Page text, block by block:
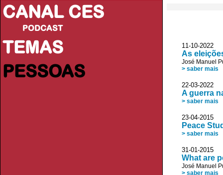
CANAL CES
PODCAST
TEMAS
PESSOAS
11-10-
As
José Manuel
> saber mais
22-03-
A guerra
> saber mais
23-04-
Peace
> saber mais
31-01-
What are
José Manuel
> saber mais